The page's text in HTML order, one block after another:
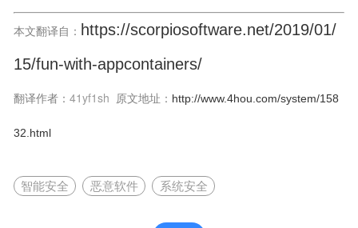
n/RunAppContainer）找到。
本文翻译自： https://scorpiosoftware.net/2019/01/
15/fun-with-appcontainers/
翻译作者： 41yf1sh 原文地址： http://www.4hou.com/system/158
32.html
智能安全 恶意软件 系统安全